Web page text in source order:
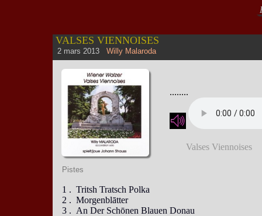
VALSES VIENNOISES
2 mars 2013 Willy Malaroda
........
Valses Viennoises
Pistes
1 . Tritsh Tratsch Polka
2 . Morgenblātter
3 . An Der Schōnen Blauen Donau